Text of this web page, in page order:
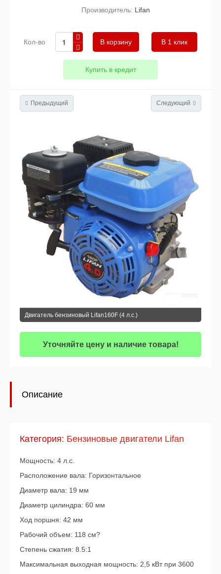
Производитель: Lifan
Кол-во В 1 клик
Купить в кредит
Предыдущий Следующий
Двигатель бензиновый Lifan160F (4 л.с.)
Уточняйте цену и наличие товара!
Описание
Категория: Бензиновые двигатели Lifan
Мощность: 4 л.с.
Расположение вала: Горизонтальное
Диаметр вала: 19 мм
Диаметр цилиндра: 60 мм
Ход поршня: 42 мм
Рабочий объем: 118 см?
Степень сжатия: 8.5:1
Максимальная выходная мощность: 2,5 кВт при 3600